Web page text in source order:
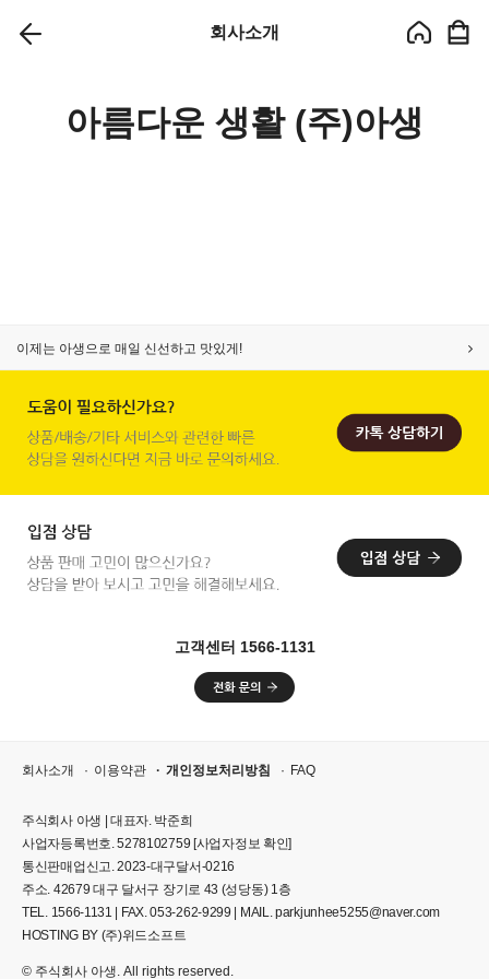
회사소개
아름다운 생활 (주)아생
이제는 아생으로 매일 신선하고 맛있게!
고객센터 1566-1131
회사소개 이용약관 개인정보처리방침 FAQ
주식회사 아생 | 대표자. 박준희
사업자등록번호. 5278102759 [사업자정보 확인]
통신판매업신고. 2023-대구달서-0216
주소. 42679 대구 달서구 장기로 43 (성당동) 1층
TEL. 1566-1131 | FAX. 053-262-9299 | MAIL. parkjunhee5255@naver.com
HOSTING BY (주)위드소프트
© 주식회사 아생. All rights reserved.